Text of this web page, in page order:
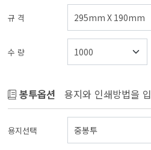
규 격
수 량
봉투옵션 용지와 인쇄방법을
용지선택